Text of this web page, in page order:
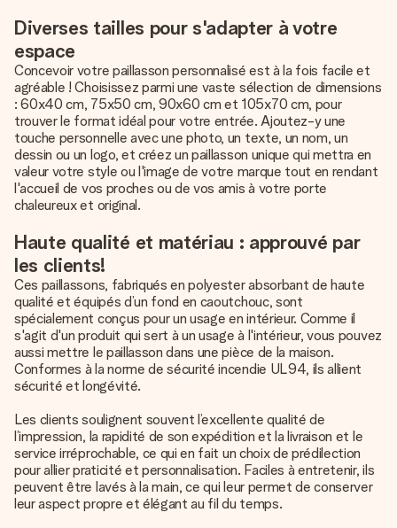
Diverses tailles pour s'adapter à votre
espace
Concevoir votre paillasson personnalisé est à la fois facile et
agréable ! Choisissez parmi une vaste sélection de dimensions
: 60x40 cm, 75x50 cm, 90x60 cm et 105x70 cm, pour
trouver le format idéal pour votre entrée. Ajoutez-y une
touche personnelle avec une photo, un texte, un nom, un
dessin ou un logo, et créez un paillasson unique qui mettra en
valeur votre style ou l'image de votre marque tout en rendant
l'accueil de vos proches ou de vos amis à votre porte
chaleureux et original.
Haute qualité et matériau : approuvé par
les clients!
Ces paillassons, fabriqués en polyester absorbant de haute
qualité et équipés d’un fond en caoutchouc, sont
spécialement conçus pour un usage en intérieur. Comme il
s'agit d'un produit qui sert à un usage à l'intérieur, vous pouvez
aussi mettre le paillasson dans une pièce de la maison.
Conformes à la norme de sécurité incendie UL94, ils allient
sécurité et longévité.
Les clients soulignent souvent l’excellente qualité de
l’impression, la rapidité de son expédition et la livraison et le
service irréprochable, ce qui en fait un choix de prédilection
pour allier praticité et personnalisation. Faciles à entretenir, ils
peuvent être lavés à la main, ce qui leur permet de conserver
leur aspect propre et élégant au fil du temps.